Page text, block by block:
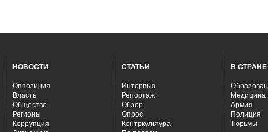
НОВОСТИ
Оппозиция
Власть
Общество
Регионы
Коррупция
СТАТЬИ
Интервью
Репортаж
Обзор
Опрос
Контркультура
В СТРАНЕ
Медицина
Армия
Полиция
Тюрьмы